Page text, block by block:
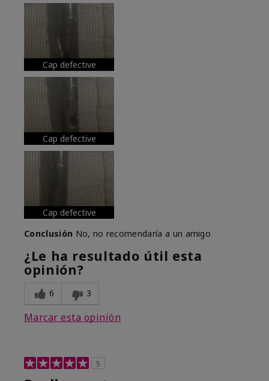
Cap defective
Cap defective
Cap defective
Conclusión No, no recomendaría a un amigo
¿Le ha resultado útil esta
opinión?
6 3
Marcar esta opinión
5